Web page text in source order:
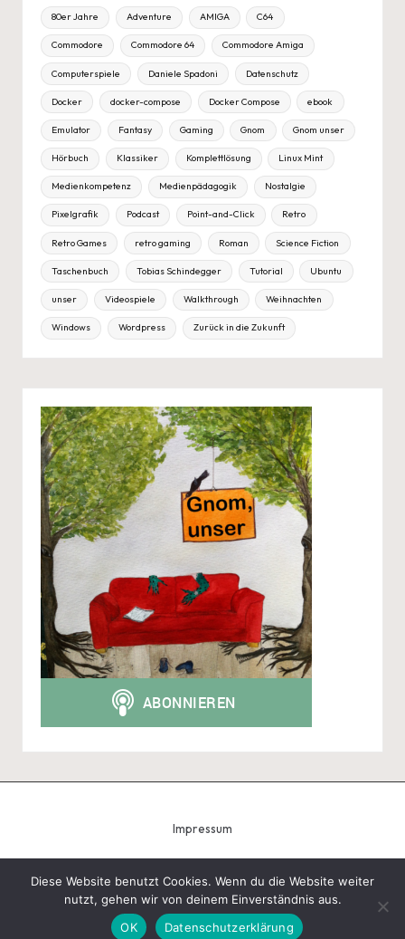
80er Jahre Adventure AMIGA C64
Commodore Commodore 64 Commodore Amiga
Computerspiele Daniele Spadoni Datenschutz
Docker docker-compose Docker Compose ebook
Emulator Fantasy Gaming Gnom Gnom unser
Hörbuch Klassiker Komplettlösung Linux Mint
Medienkompetenz Medienpädagogik Nostalgie
Pixelgrafik Podcast Point-and-Click Retro
Retro Games retro gaming Roman Science Fiction
Taschenbuch Tobias Schindegger Tutorial Ubuntu
unser Videospiele Walkthrough Weihnachten
Windows Wordpress Zurück in die Zukunft
Impressum
Copyright 2026 — Tobias Schindegger - Gugeli. All rights
reserved. Bloglo WordPress Theme
Diese Website benutzt Cookies. Wenn du die Website weiter
nutzt, gehen wir von deinem Einverständnis aus.
OK
Datenschutzerklärung